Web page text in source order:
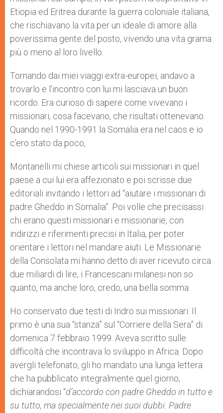
Etiopia ed Eritrea durante la guerra coloniale italiana,
che rischiavano la vita per un ideale di amore alla
poverissima gente del posto, vivendo una vita grama
più o meno al loro livello.
Tornando dai miei viaggi extra-europei, andavo a
trovarlo e l’incontro con lui mi lasciava un buon
ricordo. Era curioso di sapere come vivevano i
missionari, cosa facevano, che risultati ottenevano.
Quando nel 1990-1991 la Somalia era nel caos e io
c’ero stato da poco,
Montanelli mi chiese articoli sui missionari in quel
paese a cui lui era affezionato e poi scrisse due
editoriali invitando i lettori ad “aiutare i missionari di
padre Gheddo in Somalia”. Poi volle che precisassi
chi erano questi missionari e missionarie, con
indirizzi e riferimenti precisi in Italia, per poter
orientare i lettori nel mandare aiuti. Le Missionarie
della Consolata mi hanno detto di aver ricevuto circa
due miliardi di lire, i Francescani milanesi non so
quanto, ma anche loro, credo, una bella somma.
Ho conservato due testi di Indro sui missionari. Il
primo è una sua “stanza” sul “Corriere della Sera” di
domenica 7 febbraio 1999. Aveva scritto sulle
difficoltà che incontrava lo sviluppo in Africa. Dopo
avergli telefonato, gli ho mandato una lunga lettera
che ha pubblicato integralmente quel giorno,
dichiarandosi “d’accordo con padre Gheddo in tutto e
su tutto, ma specialmente nei suoi dubbi. Padre